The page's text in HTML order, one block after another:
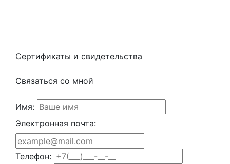
Сертификаты и свидетельства
Связаться со мной
Имя:
Электронная почта:
Телефон: